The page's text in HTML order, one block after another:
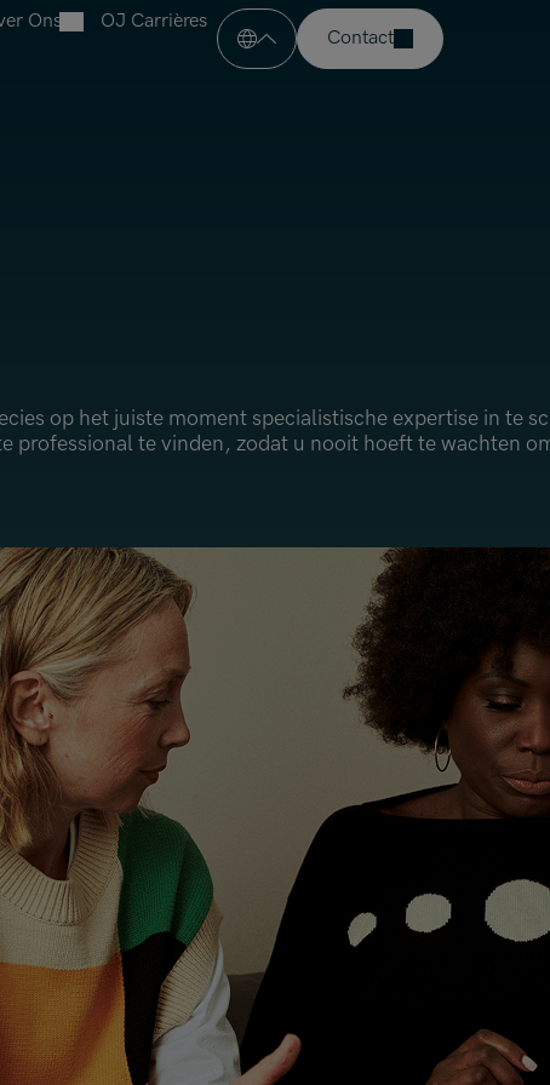
& Schade
Ons
menu
Hong Kong
Maleisië
Manchester
New York
Paris
Singapore
Zürich
OJ Carrières
Contact
op het juiste moment specialistische expertise in te
professional te vinden, zodat u nooit hoeft te wachten